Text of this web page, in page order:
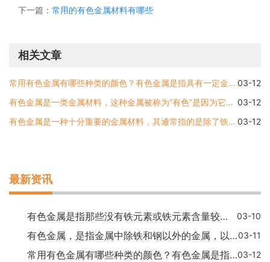
下一篇： 常用的有色金属材料有哪些
相关文章
常用有色金属有哪些种类的颜色？有色金属是指具有一定金属特性和特殊功能的非铁金属，其中包括铜、铝、镁、钛、铅、锌、镍、钴等。不同种类的有色金属由于其不同的化学成分和 03-12
有色金属是一类金属材料，这种金属被称为“有色”是因为它们不像铁、钢那样颜色银灰色，而是在可见光谱范围内有一定的颜色。一般来说，有色金属包括铜、铝、镍、锌、锡、铅、 03-12
有色金属是一种十分重要的金属材料，其通常指的是除了铁、钢、铜以外的其他金属材料，包括锌、镍、铝、铅、锡、铬等等。有色金属的应用十分广泛，涉及的领域也是十分广泛的。 03-12
最新资讯
有色金属是指那些没有铁元素或铁元素含量较少的金属，它们在经济和工业中发挥着重要的作用。常见的有色金属主要包括铝、铜、铅、锌、镍、锡、金、银等。这些金属都有各自的特 03-10
有色金属，是指金属中除铁和钢以外的金属，以非黑色金属为主要表现形式。在人们的生活和工业生产中，有色金属占有十分重要的地位。有色金属因其多种用途和广泛应用而备受瞩目03-11
常用有色金属有哪些种类的颜色？有色金属是指具有一定金属特性和特殊功能的非铁金属，其中包括铜、铝、镁、钛、铅、锌、镍、钴等。不同种类的有色金属由于其不同的化学成分和03-12